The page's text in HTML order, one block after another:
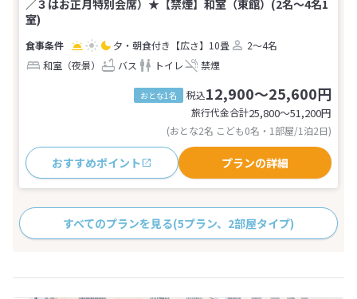
／３はお正月特別会席）★【禁煙】和室（東館）(2名～4名1
室)
夕・朝食付き 【広さ】10畳
2～4名
和室（夜景）
バス トイレ 禁煙
おとな1名 税込12,900～25,600円
旅行代金合計25,800〜51,200円
(おとな2名 こども0名・1部屋/1泊2日)
おすすめポイント プランの詳細
すべてのプランを見る(5プラン、2部屋タイプ)